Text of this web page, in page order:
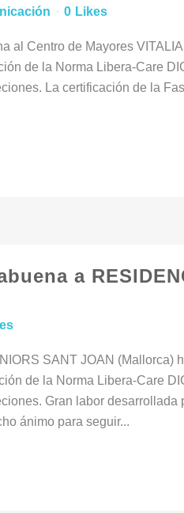
0 Likes
al Centro de Mayores
de la Norma Libera-Care
La certificación de la
a
SANT JOAN (Mallorca)
de la Norma Libera-Care
Gran labor desarrollada
ánimo para seguir...